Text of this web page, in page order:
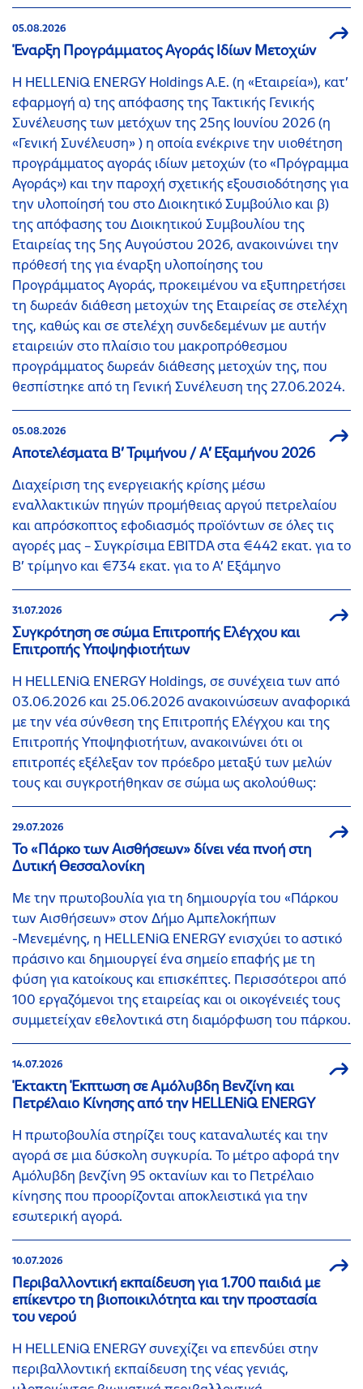
05.08.2026
Έναρξη Προγράμματος Αγοράς Ιδίων Μετοχών
Η HELLENiQ ENERGY Holdings A.E. (η «Εταιρεία»), κατ’
εφαρμογή α) της απόφασης της Τακτικής Γενικής
Συνέλευσης των μετόχων της 25ης Ιουνίου 2026 (η
«Γενική Συνέλευση» ) η οποία ενέκρινε την υιοθέτηση
προγράμματος αγοράς ιδίων μετοχών (το «Πρόγραμμα
Αγοράς») και την παροχή σχετικής εξουσιοδότησης για
την υλοποίησή του στο Διοικητικό Συμβούλιο και β)
της απόφασης του Διοικητικού Συμβουλίου της
Εταιρείας της 5ης Αυγούστου 2026, ανακοινώνει την
πρόθεσή της για έναρξη υλοποίησης του
Προγράμματος Αγοράς, προκειμένου να εξυπηρετήσει
τη δωρεάν διάθεση μετοχών της Εταιρείας σε στελέχη
της, καθώς και σε στελέχη συνδεδεμένων με αυτήν
εταιρειών στο πλαίσιο του μακροπρόθεσμου
προγράμματος δωρεάν διάθεσης μετοχών της, που
θεσπίστηκε από τη Γενική Συνέλευση της 27.06.2024.
05.08.2026
Αποτελέσματα Β’ Τριμήνου / Α’ Εξαμήνου 2026
Διαχείριση της ενεργειακής κρίσης μέσω
εναλλακτικών πηγών προμήθειας αργού πετρελαίου
και απρόσκοπτος εφοδιασμός προϊόντων σε όλες τις
αγορές μας – Συγκρίσιμα EBITDA στα €442 εκατ. για το
Β’ τρίμηνο και €734 εκατ. για το Α’ Εξάμηνο
31.07.2026
Συγκρότηση σε σώμα Επιτροπής Ελέγχου και
Επιτροπής Υποψηφιοτήτων
Η HELLENiQ ENERGY Holdings, σε συνέχεια των από
03.06.2026 και 25.06.2026 ανακοινώσεων αναφορικά
με την νέα σύνθεση της Επιτροπής Ελέγχου και της
Επιτροπής Υποψηφιοτήτων, ανακοινώνει ότι οι
επιτροπές εξέλεξαν τον πρόεδρο μεταξύ των μελών
τους και συγκροτήθηκαν σε σώμα ως ακολούθως:
29.07.2026
Το «Πάρκο των Αισθήσεων» δίνει νέα πνοή στη
Δυτική Θεσσαλονίκη
Με την πρωτοβουλία για τη δημιουργία του «Πάρκου
των Αισθήσεων» στον Δήμο Αμπελοκήπων
-Μενεμένης, η HELLENiQ ENERGY ενισχύει το αστικό
πράσινο και δημιουργεί ένα σημείο επαφής με τη
φύση για κατοίκους και επισκέπτες. Περισσότεροι από
100 εργαζόμενοι της εταιρείας και οι οικογένειές τους
συμμετείχαν εθελοντικά στη διαμόρφωση του πάρκου.
14.07.2026
Έκτακτη Έκπτωση σε Αμόλυβδη Βενζίνη και
Πετρέλαιο Κίνησης από την HELLENiQ ENERGY
Η πρωτοβουλία στηρίζει τους καταναλωτές και την
αγορά σε μια δύσκολη συγκυρία. Το μέτρο αφορά την
Αμόλυβδη βενζίνη 95 οκτανίων και το Πετρέλαιο
κίνησης που προορίζονται αποκλειστικά για την
εσωτερική αγορά.
10.07.2026
Περιβαλλοντική εκπαίδευση για 1.700 παιδιά με
επίκεντρο τη βιοποικιλότητα και την προστασία
του νερού
Η HELLENiQ ENERGY συνεχίζει να επενδύει στην
περιβαλλοντική εκπαίδευση της νέας γενιάς,